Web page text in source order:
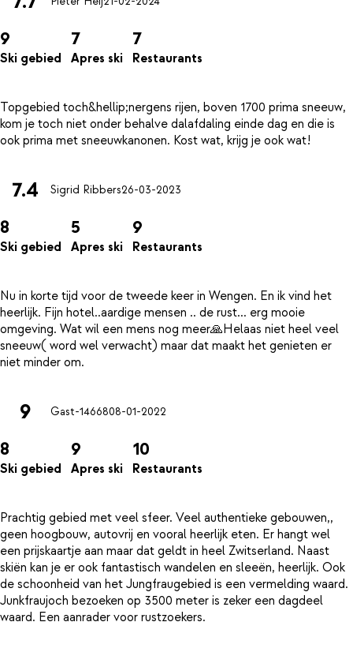
9
Ski gebied
7
Apres ski
7
Restaurants
Topgebied toch&hellip;nergens rijen, boven 1700 prima sneeuw,
kom je toch niet onder behalve dalafdaling einde dag en die is
7.4 Sigrid Ribbers26-03-2023
8
Ski gebied
5
Apres ski
9
Restaurants
Nu in korte tijd voor de tweede keer in Wengen. En ik vind het
heerlijk. Fijn hotel..aardige mensen .. de rust... erg mooie
omgeving. Wat wil een mens nog meer🙏Helaas niet heel veel
sneeuw( word wel verwacht) maar dat maakt het genieten er
9 Gast-1466808-01-2022
8
Ski gebied
9
Apres ski
10
Restaurants
Prachtig gebied met veel sfeer. Veel authentieke gebouwen,,
geen hoogbouw, autovrij en vooral heerlijk eten. Er hangt wel
een prijskaartje aan maar dat geldt in heel Zwitserland. Naast
skiën kan je er ook fantastisch wandelen en sleeën, heerlijk. Ook
de schoonheid van het Jungfraugebied is een vermelding waard.
Junkfraujoch bezoeken op 3500 meter is zeker een dagdeel